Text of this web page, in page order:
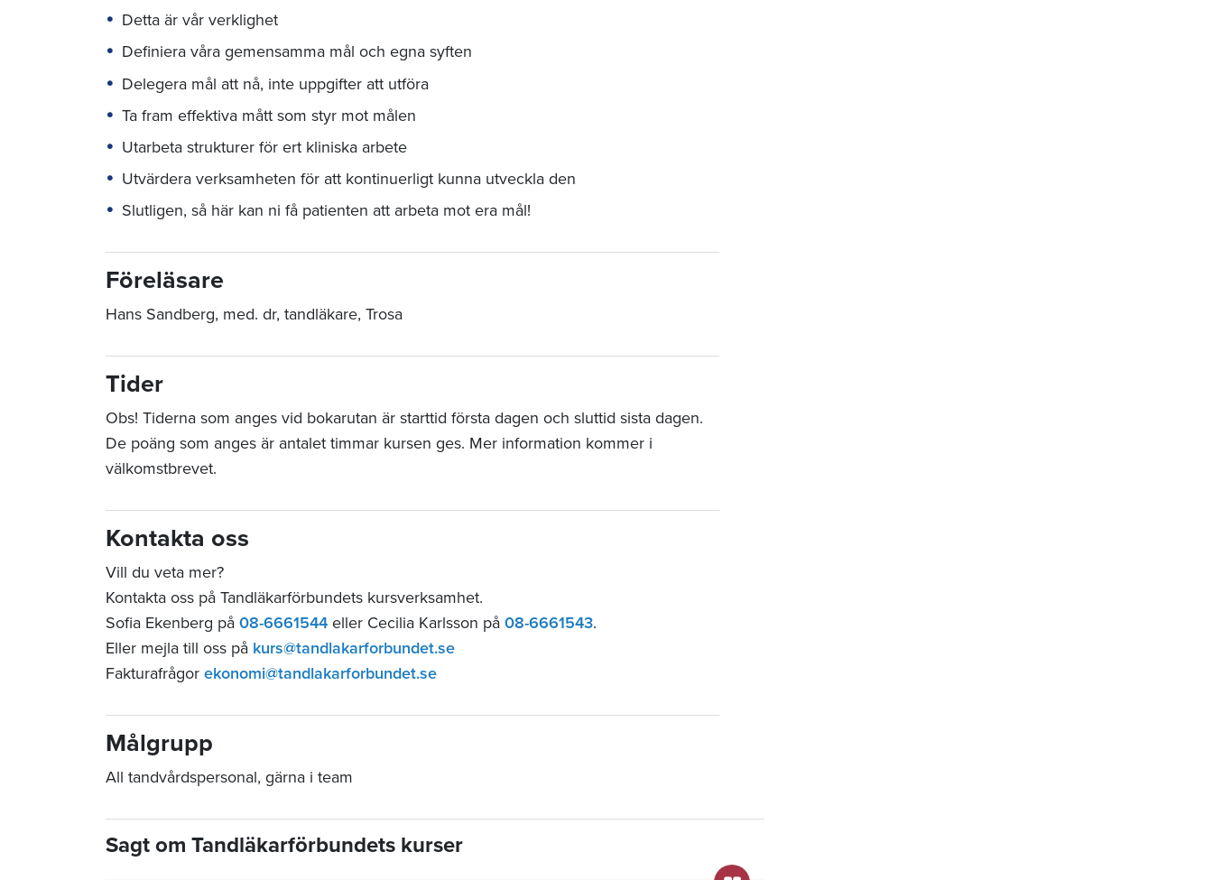
Detta är vår verklighet
Definiera våra gemensamma mål och egna syften
Delegera mål att nå, inte uppgifter att utföra
Ta fram effektiva mått som styr mot målen
Utarbeta strukturer för ert kliniska arbete
Utvärdera verksamheten för att kontinuerligt kunna utveckla den
Slutligen, så här kan ni få patienten att arbeta mot era mål!
Föreläsare
Hans Sandberg, med. dr, tandläkare, Trosa
Tider
Obs! Tiderna som anges vid bokarutan är starttid första dagen och sluttid sista dagen.
De poäng som anges är antalet timmar kursen ges. Mer information kommer i
välkomstbrevet.
Kontakta oss
Vill du veta mer?
Kontakta oss på Tandläkarförbundets kursverksamhet.
Sofia Ekenberg på 08-6661544 eller Cecilia Karlsson på 08-6661543.
Eller mejla till oss på kurs@tandlakarforbundet.se
Fakturafrågor ekonomi@tandlakarforbundet.se
Målgrupp
All tandvårdspersonal, gärna i team
Sagt om Tandläkarförbundets kurser